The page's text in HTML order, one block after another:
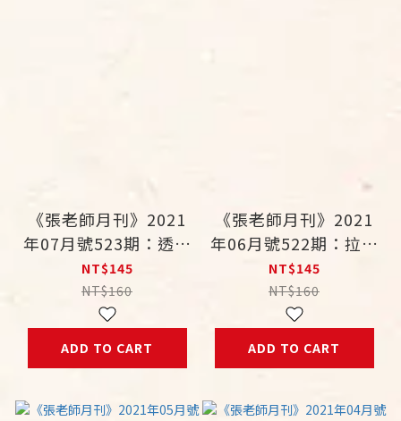
《張老師月刊》2021
年07月號523期：透視
金錢心理學 輕鬆變身
消費高手
NT$145
NT$160
ADD TO CART
《張老師月刊》2021
年06月號522期：拉近
心與腦的距離 解鎖終
生學習
NT$145
NT$160
ADD TO CART